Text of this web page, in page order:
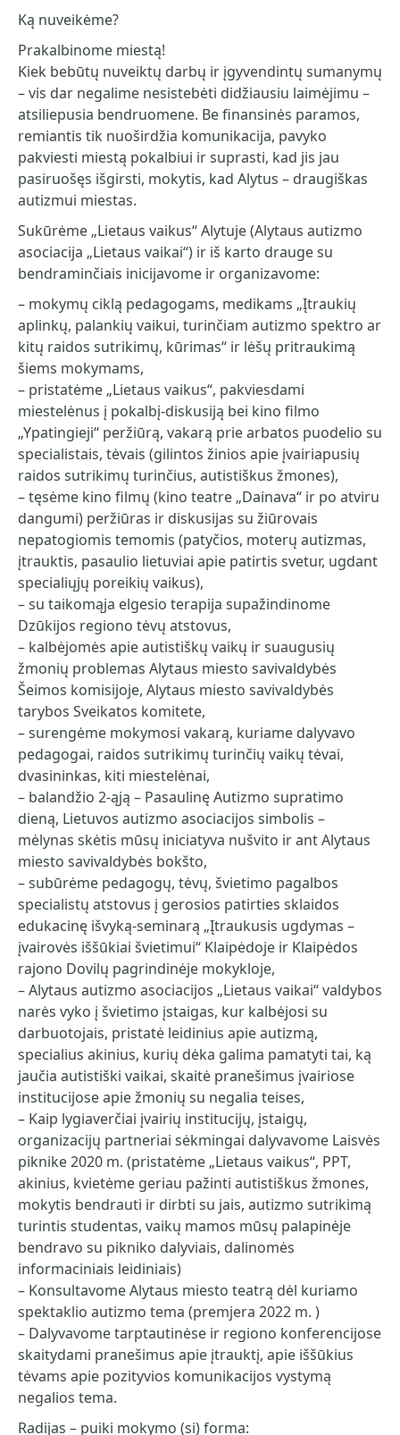
Ką nuveikėme?
Prakalbinome miestą!
Kiek bebūtų nuveiktų darbų ir įgyvendintų sumanymų
– vis dar negalime nesistebėti didžiausiu laimėjimu –
atsiliepusia bendruomene. Be finansinės paramos,
remiantis tik nuoširdžia komunikacija, pavyko
pakviesti miestą pokalbiui ir suprasti, kad jis jau
pasiruošęs išgirsti, mokytis, kad Alytus – draugiškas
autizmui miestas.
Sukūrėme „Lietaus vaikus“ Alytuje (Alytaus autizmo
asociacija „Lietaus vaikai“) ir iš karto drauge su
bendraminčiais inicijavome ir organizavome:
– mokymų ciklą pedagogams, medikams „Įtraukių
aplinkų, palankių vaikui, turinčiam autizmo spektro ar
kitų raidos sutrikimų, kūrimas“ ir lėšų pritraukimą
šiems mokymams,
– pristatėme „Lietaus vaikus“, pakviesdami
miestelėnus į pokalbį-diskusiją bei kino filmo
„Ypatingieji“ peržiūrą, vakarą prie arbatos puodelio su
specialistais, tėvais (gilintos žinios apie įvairiapusių
raidos sutrikimų turinčius, autistiškus žmones),
– tęsėme kino filmų (kino teatre „Dainava“ ir po atviru
dangumi) peržiūras ir diskusijas su žiūrovais
nepatogiomis temomis (patyčios, moterų autizmas,
įtrauktis, pasaulio lietuviai apie patirtis svetur, ugdant
specialiųjų poreikių vaikus),
– su taikomąja elgesio terapija supažindinome
Dzūkijos regiono tėvų atstovus,
– kalbėjomės apie autistiškų vaikų ir suaugusių
žmonių problemas Alytaus miesto savivaldybės
Šeimos komisijoje, Alytaus miesto savivaldybės
tarybos Sveikatos komitete,
– surengėme mokymosi vakarą, kuriame dalyvavo
pedagogai, raidos sutrikimų turinčių vaikų tėvai,
dvasininkas, kiti miestelėnai,
– balandžio 2-ąją – Pasaulinę Autizmo supratimo
dieną, Lietuvos autizmo asociacijos simbolis –
mėlynas skėtis mūsų iniciatyva nušvito ir ant Alytaus
miesto savivaldybės bokšto,
– subūrėme pedagogų, tėvų, švietimo pagalbos
specialistų atstovus į gerosios patirties sklaidos
edukacinę išvyką-seminarą „Įtraukusis ugdymas –
įvairovės iššūkiai švietimui“ Klaipėdoje ir Klaipėdos
rajono Dovilų pagrindinėje mokykloje,
– Alytaus autizmo asociacijos „Lietaus vaikai“ valdybos
narės vyko į švietimo įstaigas, kur kalbėjosi su
darbuotojais, pristatė leidinius apie autizmą,
specialius akinius, kurių dėka galima pamatyti tai, ką
jaučia autistiški vaikai, skaitė pranešimus įvairiose
institucijose apie žmonių su negalia teises,
– Kaip lygiaverčiai įvairių institucijų, įstaigų,
organizacijų partneriai sėkmingai dalyvavome Laisvės
piknike 2020 m. (pristatėme „Lietaus vaikus“, PPT,
akinius, kvietėme geriau pažinti autistiškus žmones,
mokytis bendrauti ir dirbti su jais, autizmo sutrikimą
turintis studentas, vaikų mamos mūsų palapinėje
bendravo su pikniko dalyviais, dalinomės
informaciniais leidiniais)
– Konsultavome Alytaus miesto teatrą dėl kuriamo
spektaklio autizmo tema (premjera 2022 m. )
– Dalyvavome tarptautinėse ir regiono konferencijose
skaitydami pranešimus apie įtrauktį, apie iššūkius
tėvams apie pozityvios komunikacijos vystymą
negalios tema.
Radijas – puiki mokymo (si) forma: